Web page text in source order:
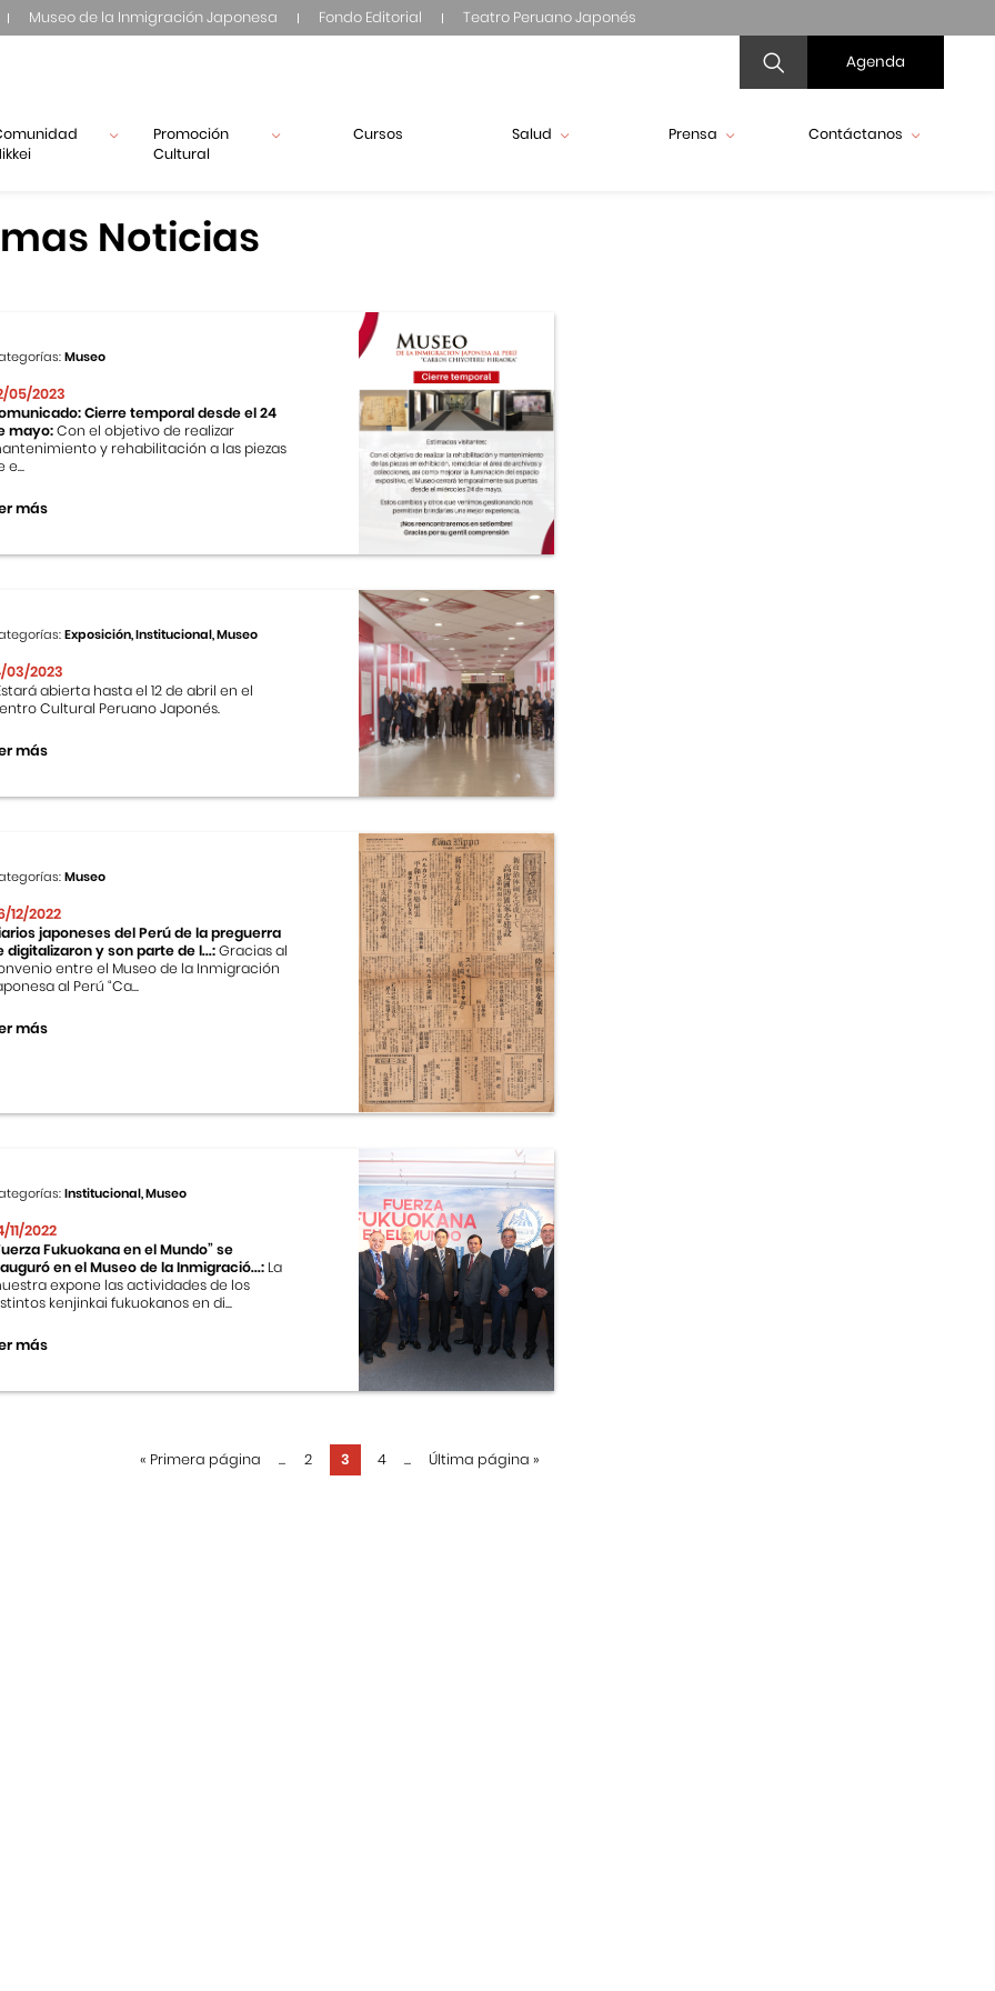
Museo de la Inmigración Japonesa Fondo Editorial Teatro Peruano Japonés
Agenda
Promoción
Cultural
Cursos Salud Prensa Contáctanos
Noticias
Museo
05/2023
Cierre temporal desde el 24
mayo:Con el objetivo de realizar
y rehabilitación a las piezas
e...
más
Exposición, Institucional, Museo
03/2023
abierta hasta el 12 de abril en el
Cultural Peruano Japonés.
más
Museo
12/2022
japoneses del Perú de la preguerra
digitalizaron y son parte de l...:Gracias al
entre el Museo de la Inmigración
al Perú “Ca...
más
Institucional, Museo
11/2022
Fukuokana en el Mundo” se
en el Museo de la Inmigració...: La
expone las actividades de los
kenjinkai fukuokanos en di...
más
« Primera página ... 2 3 4 ... Última página »